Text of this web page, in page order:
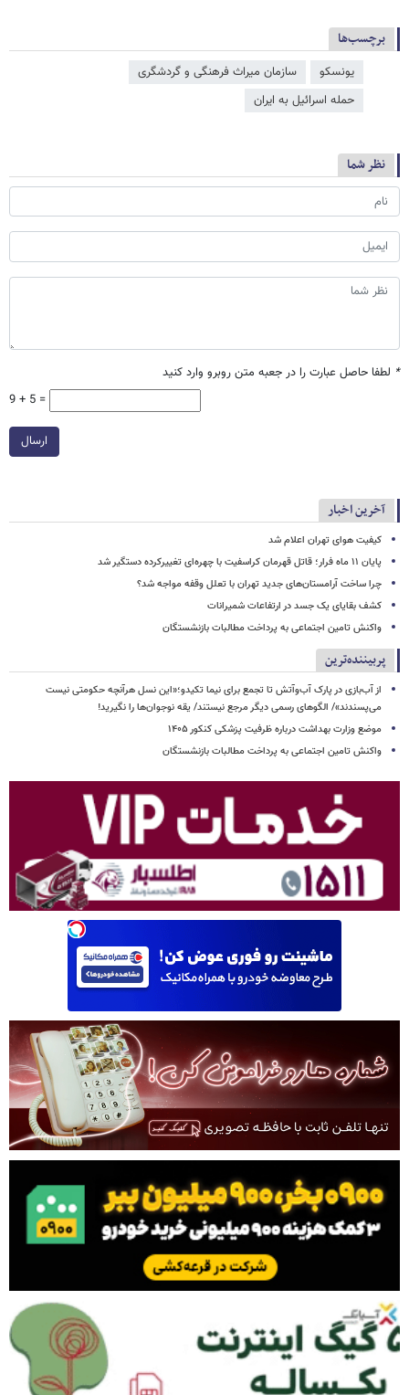
برچسب‌ها
یونسکو
سازمان میراث فرهنگی و گردشگری
حمله اسرائیل به ایران
نظر شما
* لطفا حاصل عبارت را در جعبه متن روبرو وارد کنید
9 + 5 =
ارسال
آخرین اخبار
کیفیت هوای تهران اعلام شد
پایان ۱۱ ماه فرار؛ قاتل قهرمان کراسفیت با چهره‌ای تغییرکرده دستگیر شد
چرا ساخت آرامستان‌های جدید تهران با تعلل وقفه مواجه شد؟
کشف بقایای یک جسد در ارتفاعات شمیرانات
واکنش تامین اجتماعی به پرداخت مطالبات بازنشستگان
پربیننده‌ترین
از آب‌بازی در پارک آب‌وآتش تا تجمع برای نیما تکیدو؛«این نسل هرآنچه حکومتی نیست
می‌پسندند»/ الگوهای رسمی دیگر مرجع نیستند/ یقه نوجوان‌ها را نگیرید!
موضع وزارت بهداشت درباره ظرفیت پزشکی کنکور ۱۴۰۵
واکنش تامین اجتماعی به پرداخت مطالبات بازنشستگان